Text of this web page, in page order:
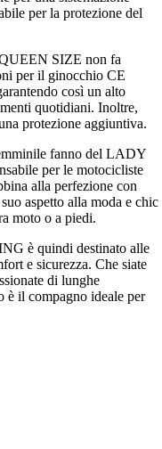
per la protezione del
SIZE non fa
per il ginocchio CE
così un alto
quotidiani. Inoltre,
protezione aggiuntiva.
fanno del LADY
per le motocicliste
alla perfezione con
aspetto alla moda e chic
moto o a piedi.
è quindi destinato alle
e sicurezza. Che siate
di lunghe
è il compagno ideale per